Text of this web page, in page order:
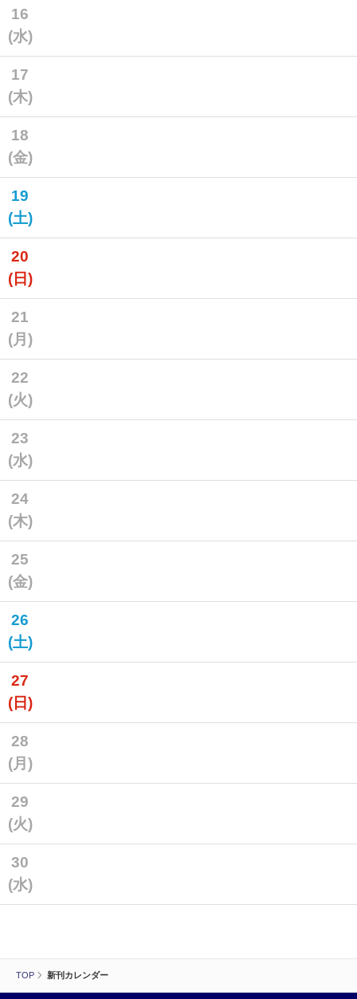
TOP 新刊カレンダー
16
(水)
17
(木)
18
(金)
19
(土)
20
(日)
21
(月)
22
(火)
23
(水)
24
(木)
25
(金)
26
(土)
27
(日)
28
(月)
29
(火)
30
(水)